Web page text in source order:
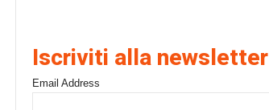
Iscriviti alla newsletter
Email Address